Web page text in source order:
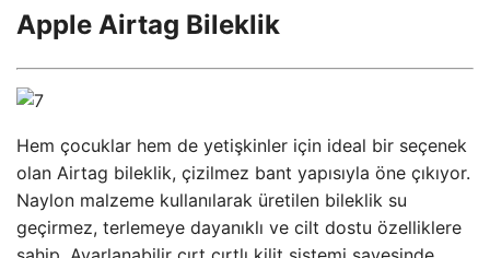
Apple Airtag Bileklik
Hem çocuklar hem de yetişkinler için ideal bir seçenek
olan Airtag bileklik, çizilmez bant yapısıyla öne çıkıyor.
Naylon malzeme kullanılarak üretilen bileklik su
geçirmez, terlemeye dayanıklı ve cilt dostu özelliklere